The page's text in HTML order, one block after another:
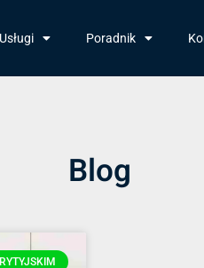
Usługi Poradnik
Blog